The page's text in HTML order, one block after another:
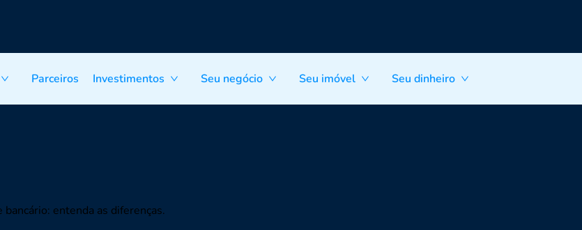
Parceiros Investimentos Seu negócio Seu imóvel Seu dinheiro
entenda as diferenças.